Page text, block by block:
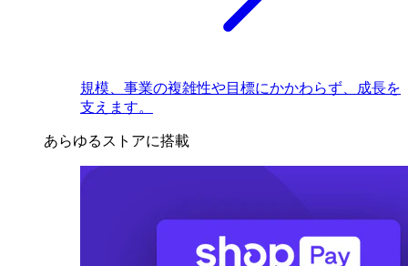
規模、事業の複雑性や目標にかかわらず、成長を
支えます。
あらゆるストアに搭載